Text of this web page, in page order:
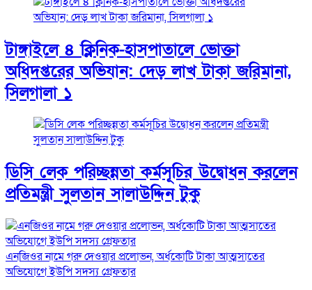
টাঙ্গাইলে ৪ ক্লিনিক-হাসপাতালে ভোক্তা
অধিদপ্তরের অভিযান: দেড় লাখ টাকা জরিমানা,
সিলগালা ১
ডিসি লেক পরিচ্ছন্নতা কর্মসূচির উদ্বোধন করলেন
প্রতিমন্ত্রী সুলতান সালাউদ্দিন টুকু
এনজিওর নামে গরু দেওয়ার প্রলোভন, অর্ধকোটি টাকা আত্মসাতের
অভিযোগে ইউপি সদস্য গ্রেফতার